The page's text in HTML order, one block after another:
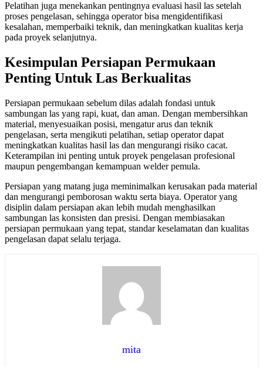
Pelatihan juga menekankan pentingnya evaluasi hasil las setelah
proses pengelasan, sehingga operator bisa mengidentifikasi
kesalahan, memperbaiki teknik, dan meningkatkan kualitas kerja
pada proyek selanjutnya.
Kesimpulan Persiapan Permukaan
Penting Untuk Las Berkualitas
Persiapan permukaan sebelum dilas adalah fondasi untuk
sambungan las yang rapi, kuat, dan aman. Dengan membersihkan
material, menyesuaikan posisi, mengatur arus dan teknik
pengelasan, serta mengikuti pelatihan, setiap operator dapat
meningkatkan kualitas hasil las dan mengurangi risiko cacat.
Keterampilan ini penting untuk proyek pengelasan profesional
maupun pengembangan kemampuan welder pemula.
Persiapan yang matang juga meminimalkan kerusakan pada material
dan mengurangi pemborosan waktu serta biaya. Operator yang
disiplin dalam persiapan akan lebih mudah menghasilkan
sambungan las konsisten dan presisi. Dengan membiasakan
persiapan permukaan yang tepat, standar keselamatan dan kualitas
pengelasan dapat selalu terjaga.
mita